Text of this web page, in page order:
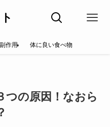
作用 体に良い食べ物
つの原因！なおら